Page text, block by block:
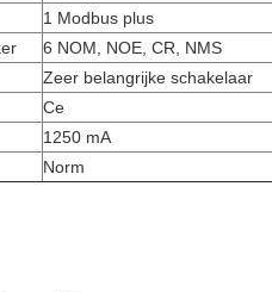
1 Modbus plus
6 NOM, NOE, CR, NMS
Zeer belangrijke schakelaar
Ce
1250 mA
Norm